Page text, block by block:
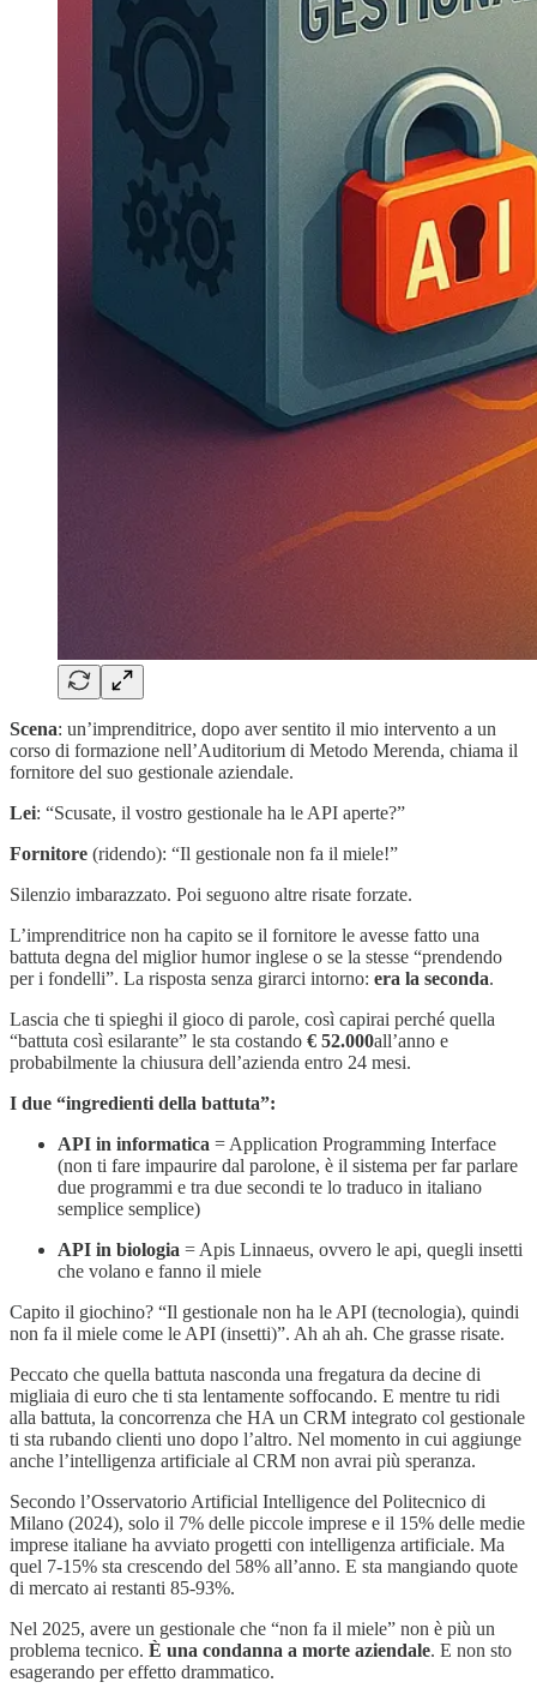
Scena: un’imprenditrice, dopo aver sentito il mio intervento a un
corso di formazione nell’Auditorium di Metodo Merenda, chiama il
fornitore del suo gestionale aziendale.
Lei: “Scusate, il vostro gestionale ha le API aperte?”
Fornitore (ridendo): “Il gestionale non fa il miele!”
Silenzio imbarazzato. Poi seguono altre risate forzate.
L’imprenditrice non ha capito se il fornitore le avesse fatto una
battuta degna del miglior humor inglese o se la stesse “prendendo
per i fondelli”. La risposta senza girarci intorno: era la seconda.
Lascia che ti spieghi il gioco di parole, così capirai perché quella
“battuta così esilarante” le sta costando € 52.000all’anno e
probabilmente la chiusura dell’azienda entro 24 mesi.
I due “ingredienti della battuta”:
API in informatica = Application Programming Interface
(non ti fare impaurire dal parolone, è il sistema per far parlare
due programmi e tra due secondi te lo traduco in italiano
semplice semplice)
API in biologia = Apis Linnaeus, ovvero le api, quegli insetti
che volano e fanno il miele
Capito il giochino? “Il gestionale non ha le API (tecnologia), quindi
non fa il miele come le API (insetti)”. Ah ah ah. Che grasse risate.
Peccato che quella battuta nasconda una fregatura da decine di
migliaia di euro che ti sta lentamente soffocando. E mentre tu ridi
alla battuta, la concorrenza che HA un CRM integrato col gestionale
ti sta rubando clienti uno dopo l’altro. Nel momento in cui aggiunge
anche l’intelligenza artificiale al CRM non avrai più speranza.
Secondo l’Osservatorio Artificial Intelligence del Politecnico di
Milano (2024), solo il 7% delle piccole imprese e il 15% delle medie
imprese italiane ha avviato progetti con intelligenza artificiale. Ma
quel 7-15% sta crescendo del 58% all’anno. E sta mangiando quote
di mercato ai restanti 85-93%.
Nel 2025, avere un gestionale che “non fa il miele” non è più un
problema tecnico. È una condanna a morte aziendale. E non sto
esagerando per effetto drammatico.